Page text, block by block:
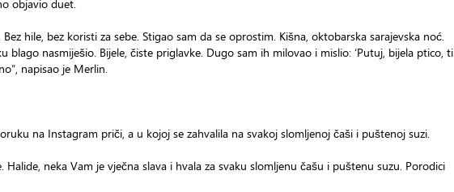
objavio duet.
hile, bez koristi za sebe. Stigao sam da se oprostim. Kišna, oktobarska sarajevska noć.
nasmiješio. Bijele, čiste priglavke. Dugo sam ih milovao i mislio: ‘Putuj, bijela ptico, ti
napisao je Merlin.
na Instagram priči, a u kojoj se zahvalila na svakoj slomljenoj čaši i puštenoj suzi.
Halide, neka Vam je vječna slava i hvala za svaku slomljenu čašu i puštenu suzu. Porodici